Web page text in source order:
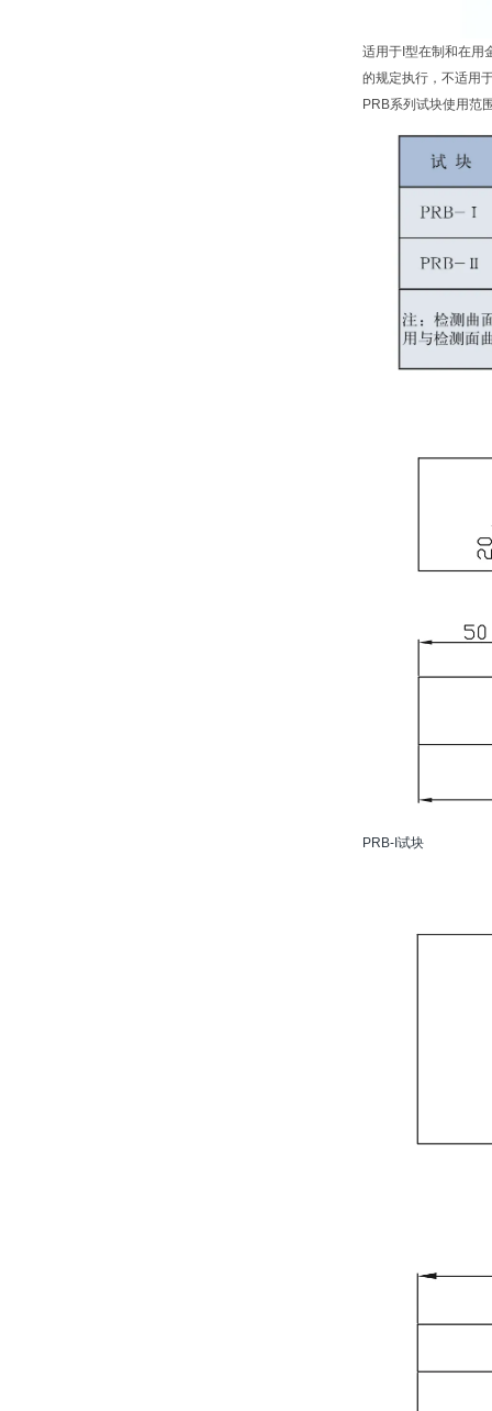
适用于I型在制和在用
的规定执行，不适用
PRB系列试块使用范
PRB-I试块